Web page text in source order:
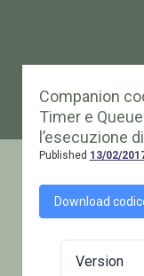
Companion
Timer e
l’esecuzione
Published 13/02/
Download
Version